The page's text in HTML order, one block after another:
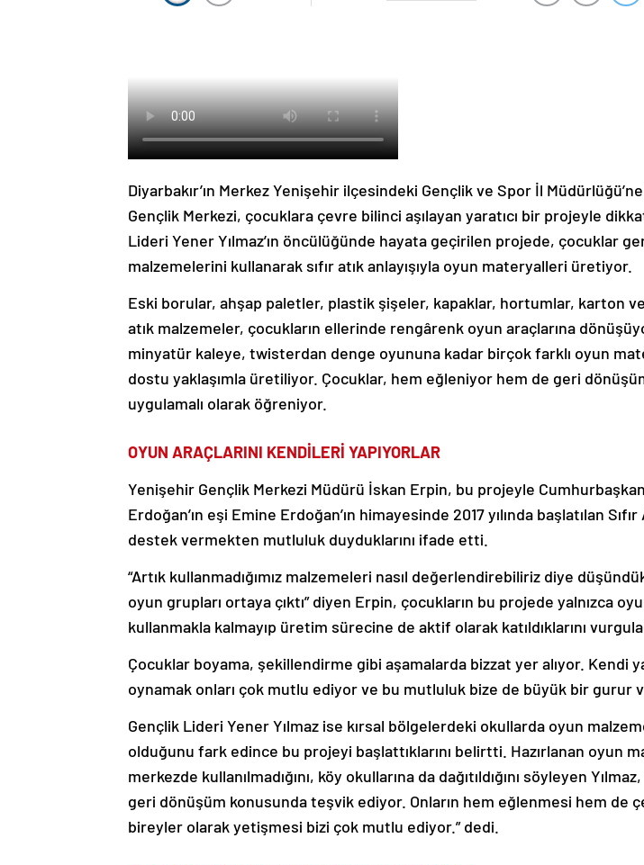
Diyarbakır’ın Merkez Yenişehir ilçesindeki Gençlik ve Spor İl
Gençlik Merkezi, çocuklara çevre bilinci aşılayan yaratıcı bir projeyle
Lideri Yener Yılmaz’ın öncülüğünde hayata geçirilen projede, çocuklar
malzemelerini kullanarak sıfır atık anlayışıyla oyun materyalleri üretiyor.
Eski borular, ahşap paletler, plastik şişeler, kapaklar, hortumlar, karton
atık malzemeler, çocukların ellerinde rengârenk oyun araçlarına
minyatür kaleye, twisterdan denge oyununa kadar birçok farklı oyun
dostu yaklaşımla üretiliyor. Çocuklar, hem eğleniyor hem de geri
uygulamalı olarak öğreniyor.
OYUN ARAÇLARINI KENDİLERİ YAPIYORLAR
Yenişehir Gençlik Merkezi Müdürü İskan Erpin, bu projeyle
Erdoğan’ın eşi Emine Erdoğan’ın himayesinde 2017 yılında başlatılan Sıfır
destek vermekten mutluluk duyduklarını ifade etti.
“Artık kullanmadığımız malzemeleri nasıl değerlendirebiliriz diye
oyun grupları ortaya çıktı” diyen Erpin, çocukların bu projede yalnızca
kullanmakla kalmayıp üretim sürecine de aktif olarak katıldıklarını
Çocuklar boyama, şekillendirme gibi aşamalarda bizzat yer alıyor. Kendi
oynamak onları çok mutlu ediyor ve bu mutluluk bize de büyük bir gurur
Gençlik Lideri Yener Yılmaz ise kırsal bölgelerdeki okullarda oyun
olduğunu fark edince bu projeyi başlattıklarını belirtti. Hazırlanan oyun
merkezde kullanılmadığını, köy okullarına da dağıtıldığını söyleyen
geri dönüşüm konusunda teşvik ediyor. Onların hem eğlenmesi hem de
bireyler olarak yetişmesi bizi çok mutlu ediyor.” dedi.